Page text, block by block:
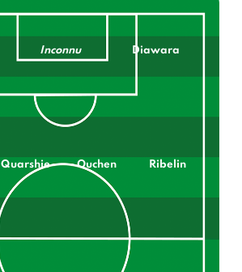
Inconnu Diawara
Quarshie Ouchen Ribelin